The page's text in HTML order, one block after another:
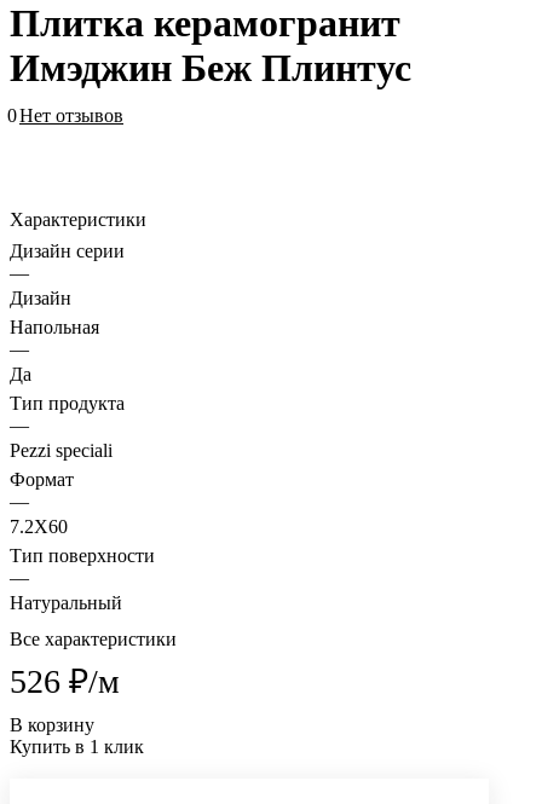
Плитка керамогранит
Имэджин Беж Плинтус
0Нет отзывов
Характеристики
Дизайн серии
—
Дизайн
Напольная
—
Да
Тип продукта
—
Pezzi speciali
Формат
—
7.2X60
Тип поверхности
—
Натуральный
Все характеристики
526 ₽/м
В корзину
Купить в 1 клик